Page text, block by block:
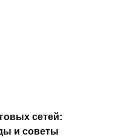
сетей:
и советы